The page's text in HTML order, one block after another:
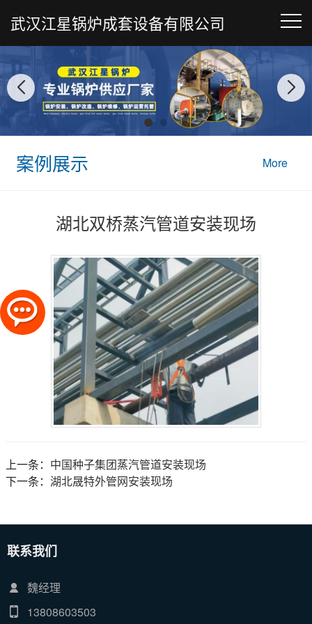
武汉江星锅炉成套设备有限公司
案例展示 More
湖北双桥蒸汽管道安装现场
上一条： 中国种子集团蒸汽管道安装现场
下一条： 湖北晟特外管网安装现场
联系我们
魏经理
13808603503